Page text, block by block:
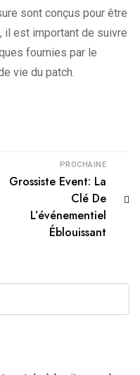
sont conçus pour être
il est important de suivre
fournies par le
vie du patch.
PROCHAINE
Grossiste Event: La
Clé De
L’événementiel
Éblouissant